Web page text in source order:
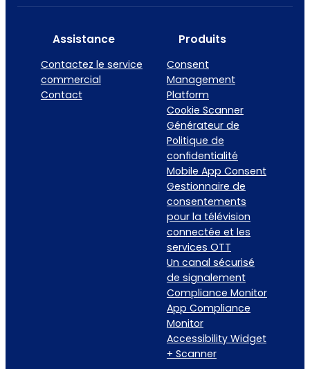
Assistance
Contactez le service
commercial
Contact
Produits
Consent
Management
Platform
Cookie Scanner
Générateur de
Politique de
confidentialité
Mobile App Consent
Gestionnaire de
consentements
pour la télévision
connectée et les
services OTT
Un canal sécurisé
de signalement
Compliance Monitor
App Compliance
Monitor
Accessibility Widget
+ Scanner